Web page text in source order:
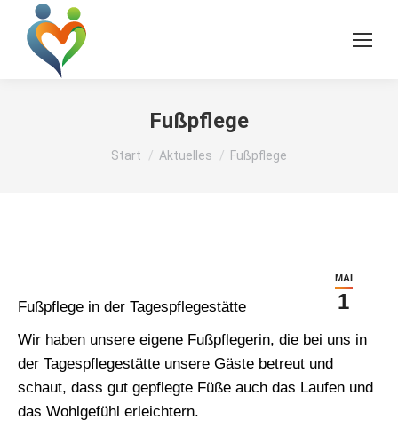
Fußpflege
Sie befinden sich hier:
Start Aktuelles Fußpflege
MAI
1
Fußpflege in der Tagespflegestätte
Wir haben unsere eigene Fußpflegerin, die bei uns in
der Tagespflegestätte unsere Gäste betreut und
schaut, dass gut gepflegte Füße auch das Laufen und
das Wohlgefühl erleichtern.